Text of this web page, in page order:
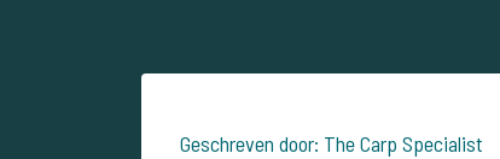
Geschreven door: The Carp Specialist